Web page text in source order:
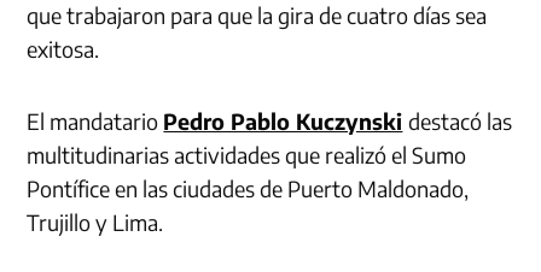
que trabajaron para que la gira de cuatro días sea
exitosa.
El mandatario Pedro Pablo Kuczynski destacó las
multitudinarias actividades que realizó el Sumo
Pontífice en las ciudades de Puerto Maldonado,
Trujillo y Lima.